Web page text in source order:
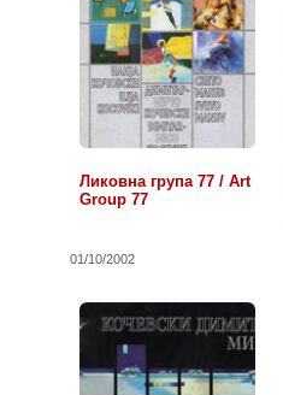
Ликовна група 77 / Art
Group 77
01/10/2002